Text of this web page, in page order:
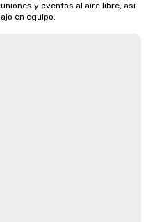
y eventos al aire libre, así
en equipo.